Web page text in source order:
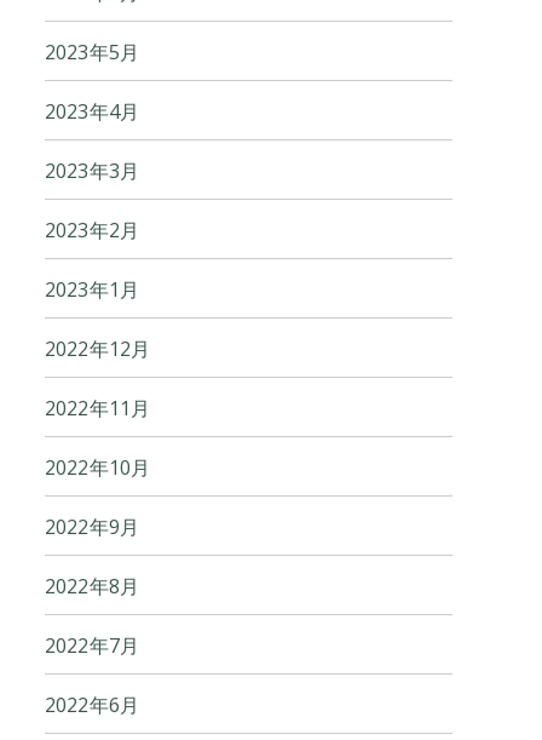
2023年5月
2023年4月
2023年3月
2023年2月
2023年1月
2022年12月
2022年11月
2022年10月
2022年9月
2022年8月
2022年7月
2022年6月